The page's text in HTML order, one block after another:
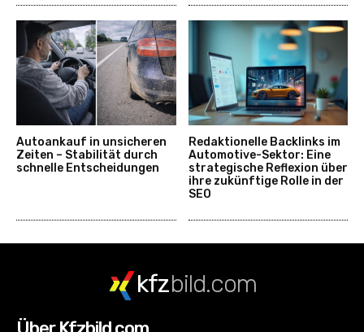
Autoankauf in unsicheren
Zeiten – Stabilität durch
schnelle Entscheidungen
Redaktionelle Backlinks im
Automotive-Sektor: Eine
strategische Reflexion über
ihre zukünftige Rolle in der
SEO
kfzbild.com